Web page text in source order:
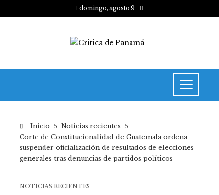
domingo, agosto 9
Inicio
Noticias recientes
Corte de Constitucionalidad de Guatemala ordena
suspender oficialización de resultados de elecciones
generales tras denuncias de partidos políticos
NOTICIAS RECIENTES